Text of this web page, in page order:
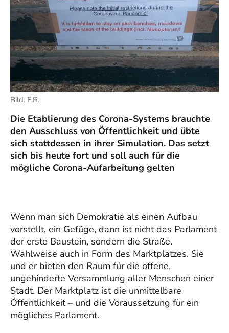
Bild: F.R.
Die Etablierung des Corona-Systems brauchte
den Ausschluss von Öffentlichkeit und übte
sich stattdessen in ihrer Simulation. Das setzt
sich bis heute fort und soll auch für die
mögliche Corona-Aufarbeitung gelten
Wenn man sich Demokratie als einen Aufbau
vorstellt, ein Gefüge, dann ist nicht das Parlament
der erste Baustein, sondern die Straße.
Wahlweise auch in Form des Marktplatzes. Sie
und er bieten den Raum für die offene,
ungehinderte Versammlung aller Menschen einer
Stadt. Der Marktplatz ist die unmittelbare
Öffentlichkeit – und die Voraussetzung für ein
mögliches Parlament.